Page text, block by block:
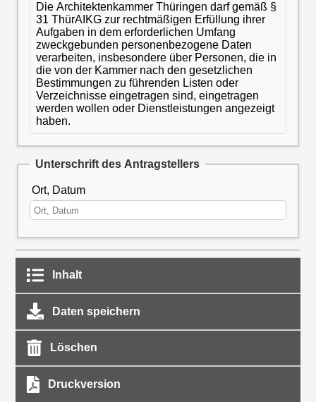
Die Architektenkammer Thüringen darf gemäß §
31 ThürAIKG zur rechtmäßigen Erfüllung ihrer
Aufgaben in dem erforderlichen Umfang
zweckgebunden personenbezogene Daten
verarbeiten, insbesondere über Personen, die in
die von der Kammer nach den gesetzlichen
Bestimmungen zu führenden Listen oder
Verzeichnisse eingetragen sind, eingetragen
werden wollen oder Dienstleistungen angezeigt
haben.
Unterschrift des Antragstellers
Ort, Datum
Inhalt
Daten speichern
Löschen
Druckversion